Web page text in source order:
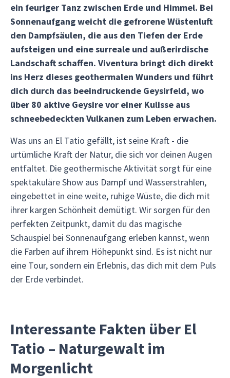
ein feuriger Tanz zwischen Erde und Himmel. Bei
Sonnenaufgang weicht die gefrorene Wüstenluft
den Dampfsäulen, die aus den Tiefen der Erde
aufsteigen und eine surreale und außerirdische
Landschaft schaffen. Viventura bringt dich direkt
ins Herz dieses geothermalen Wunders und führt
dich durch das beeindruckende Geysirfeld, wo
über 80 aktive Geysire vor einer Kulisse aus
schneebedeckten Vulkanen zum Leben erwachen.
Was uns an El Tatio gefällt, ist seine Kraft - die
urtümliche Kraft der Natur, die sich vor deinen Augen
entfaltet. Die geothermische Aktivität sorgt für eine
spektakuläre Show aus Dampf und Wasserstrahlen,
eingebettet in eine weite, ruhige Wüste, die dich mit
ihrer kargen Schönheit demütigt. Wir sorgen für den
perfekten Zeitpunkt, damit du das magische
Schauspiel bei Sonnenaufgang erleben kannst, wenn
die Farben auf ihrem Höhepunkt sind. Es ist nicht nur
eine Tour, sondern ein Erlebnis, das dich mit dem Puls
der Erde verbindet.
Interessante Fakten über El
Tatio – Naturgewalt im
Morgenlicht